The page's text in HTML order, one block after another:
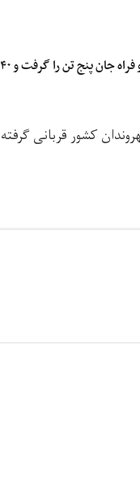
رویدادهای ترافیکی در غزنی و فراه جان پنج تن را گرفت و ۴۰
کشور قربانی گرفته